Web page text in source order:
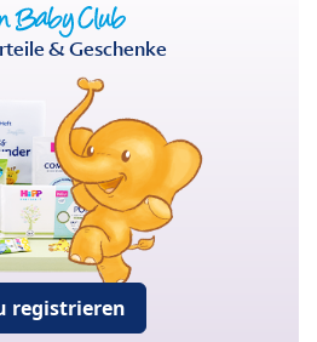
& Geschenke
registrieren